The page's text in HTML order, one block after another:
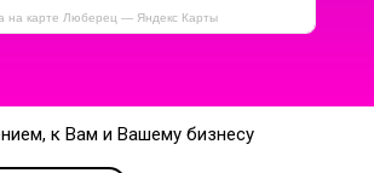
на карте Люберец — Яндекс Карты
к Вам и Вашему бизнесу